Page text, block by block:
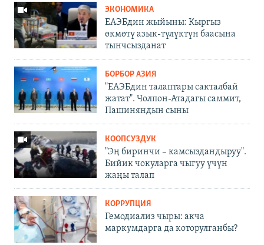
ЭКОНОМИКА
ЕАЭБдин жыйыны: Кыргыз
өкмөтү азык-түлүктүн баасына
тынчсызданат
БОРБОР АЗИЯ
"ЕАЭБдин талаптары сакталбай
жатат". Чолпон-Атадагы саммит,
Пашиняндын сыны
КООПСУЗДУК
"Эң биринчи – камсыздандыруу".
Бийик чокуларга чыгуу үчүн
жаңы талап
КОРРУПЦИЯ
Гемодиализ чыры: акча
маркумдарга да которулганбы?